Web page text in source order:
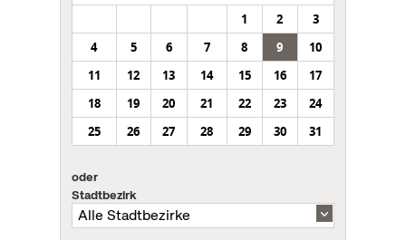
1
2
3
4
5 6 7 8 9
10
11
12 13 14 15 16
17
18
19 20 21 22 23
24
25
26 27 28 29 30 31
oder
Stadtbezirk